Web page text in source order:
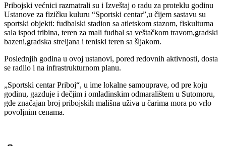
Pribojski većnici razmatrali su i Izveštaj o radu za proteklu godinu
Ustanove za fizičku kuluru “Sportski centar”,u čijem sastavu su
sportski objekti: fudbalski stadion sa atletskom stazom, fiskulturna
sala ispod tribina, teren za mali fudbal sa veštačkom travom,gradski
bazeni,gradska streljana i teniski teren sa šljakom.
Poslednjih godina u ovoj ustanovi, pored redovnih aktivnosti, dosta
se radilo i na infrastrukturnom planu.
„Sportski centar Priboj“, u ime lokalne samouprave, od pre koju
godinu, gazduje i dečjim i omladinskim odmaralištem u Sutomoru,
gde značajan broj pribojskih mališna uživa u čarima mora po vrlo
povoljnim cenama.